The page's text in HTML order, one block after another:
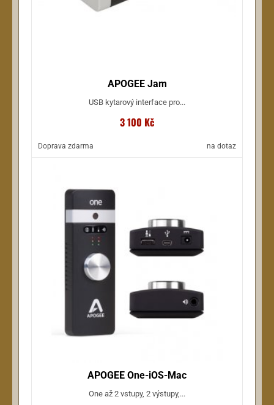
APOGEE Jam
USB kytarový interface pro...
3 100 Kč
Doprava zdarma na dotaz
APOGEE One-iOS-Mac
One až 2 vstupy, 2 výstupy,...